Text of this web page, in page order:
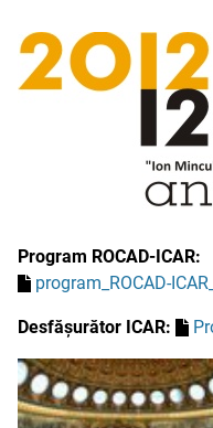
Program ROCAD-ICAR:
program_ROCAD-
Desfășurător ICAR: